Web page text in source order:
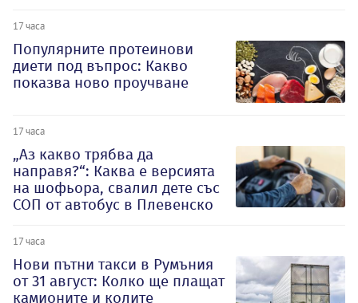
17 часа
Популярните протеинови
диети под въпрос: Какво
показва ново проучване
17 часа
„Аз какво трябва да
направя?“: Каква е версията
на шофьора, свалил дете със
СОП от автобус в Плевенско
17 часа
Нови пътни такси в Румъния
от 31 август: Колко ще плащат
камионите и колите